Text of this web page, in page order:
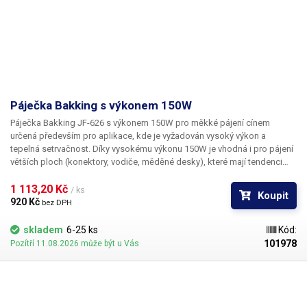
Páječka Bakking s výkonem 150W
​Páječka Bakking JF-626 s výkonem 150W pro měkké pájení cínem
určená především pro aplikace, kde je vyžadován vysoký výkon a
tepelná setrvačnost. Díky vysokému výkonu 150W je vhodná i pro pájení
větších ploch (konektory, vodiče, měděné desky), které mají tendenci
mikropájky je masivní, celkově váží 90g, šířka hrotu je 16mm. Jakmile se
nahřeje, má dobrou tepelnou setrvačnost a pájení větších kovových
páječce je uchycen pomocí křížových šroubů. Pájka je bez regulace
teploty a zapnutí hřeje na maximální teplotu. Vhodné pro letování větších
1 113,20 Kč / ks
920 Kč bez DPH
Koupit
skladem 6-25 ks
Pozítří 11.08.2026 může být u Vás
Kód:
101978